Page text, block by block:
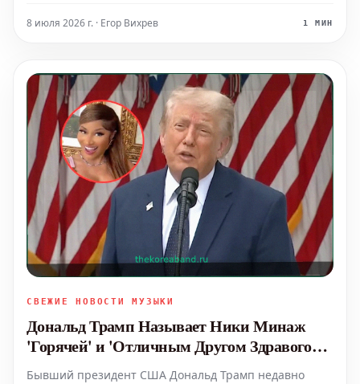
8 июля 2026 г. · Егор Вихрев 1 МИН
СВЕЖИЕ НОВОСТИ МУЗЫКИ
Дональд Трамп Называет Ники Минаж
'Горячей' и 'Отличным Другом Здравого
Смысла'
Бывший президент США Дональд Трамп недавно